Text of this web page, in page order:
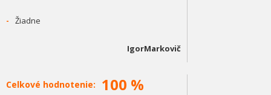
- Žiadne
IgorMarkovič
Celkové hodnotenie: 100 %